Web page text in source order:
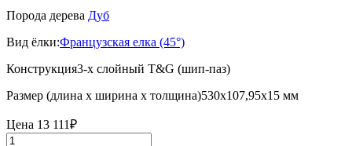
Порода дерева Дуб
Вид ёлки:Французская елка (45°)
Конструкция3-х слойный T&G (шип-паз)
Размер (длина х ширина х толщина)530х107,95х15 мм
Цена 13 111₽
Количество